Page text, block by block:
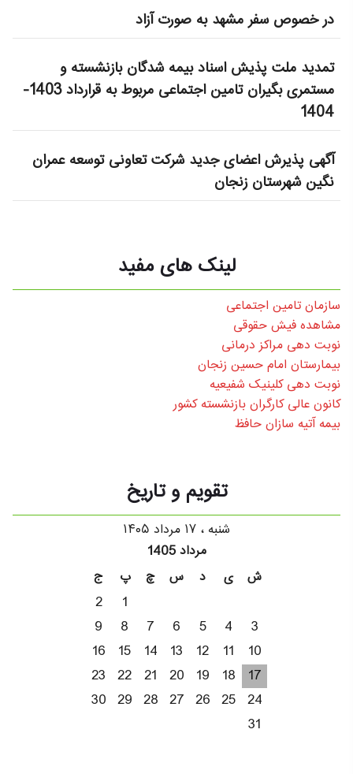
در خصوص سفر مشهد به صورت آزاد
تمدید ملت پذیش اسناد بیمه شدگان بازنشسته و
مستمری بگیران تامین اجتماعی مربوط به قرارداد 1403-
1404
آگهی پذیرش اعضای جدید شرکت تعاونی توسعه عمران
نگین شهرستان زنجان
لینک های مفید
سازمان تامین اجتماعی
مشاهده فیش حقوقی
نوبت دهی مراکز درمانی
بیمارستان امام حسین زنجان
نوبت دهی کلینیک شفیعیه
کانون عالی کارگران بازنشسته کشور
بیمه آتیه سازان حافظ
تقویم و تاریخ
شنبه ، ۱۷ مرداد ۱۴۰۵
مرداد 1405
ج
پ چ س د ی
ش
2
1
9
8 7 6 5 4
3
16
15 14 13 12 11
10
23 22 21 20 19 18
17
30 29 28 27 26 25 24
31